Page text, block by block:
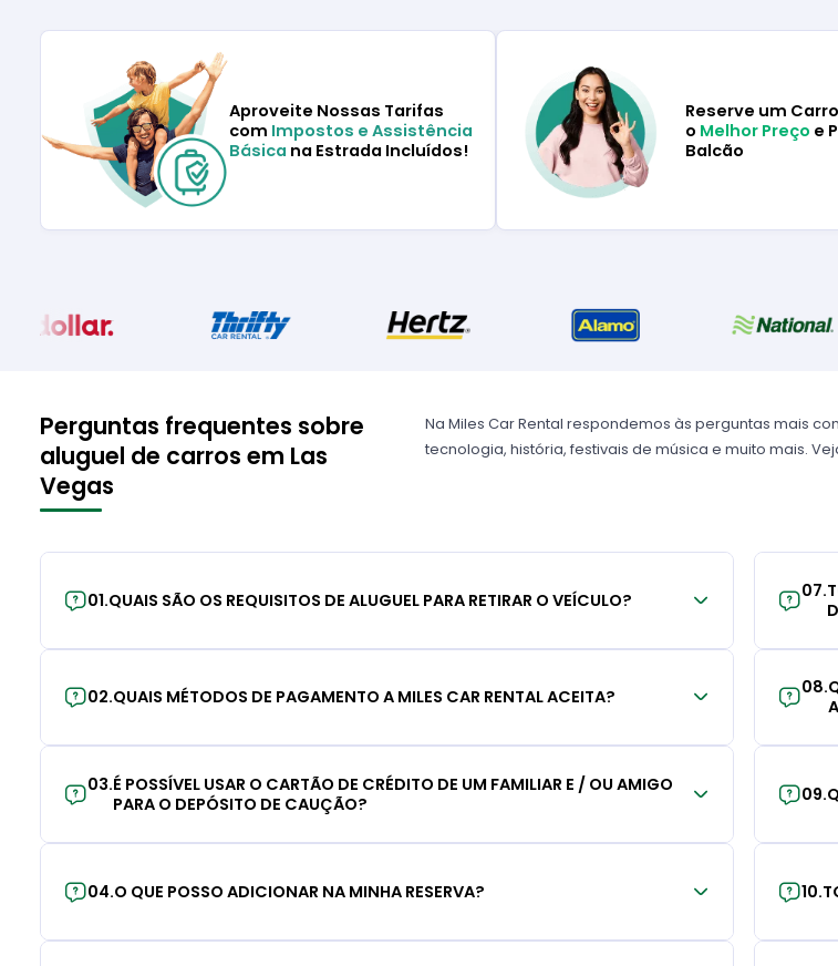
Aproveite Nossas Tarifas
com Impostos e Assistência
Básica na Estrada Incluídos!
Reserve um
o Melhor Preço e
Balcão
Perguntas frequentes sobre
aluguel de carros em Las
Vegas
Na Miles Car Rental respondemos às perguntas mais
tecnologia, história, festivais de música e muito mais.
01.QUAIS SÃO OS REQUISITOS DE ALUGUEL PARA RETIRAR O VEÍCULO?
02.QUAIS MÉTODOS DE PAGAMENTO A MILES CAR RENTAL ACEITA?
03.É POSSÍVEL USAR O CARTÃO DE CRÉDITO DE UM FAMILIAR E / OU AMIGO
PARA O DEPÓSITO DE CAUÇÃO?
04.O QUE POSSO ADICIONAR NA MINHA RESERVA?
07.
08.
09.
10.